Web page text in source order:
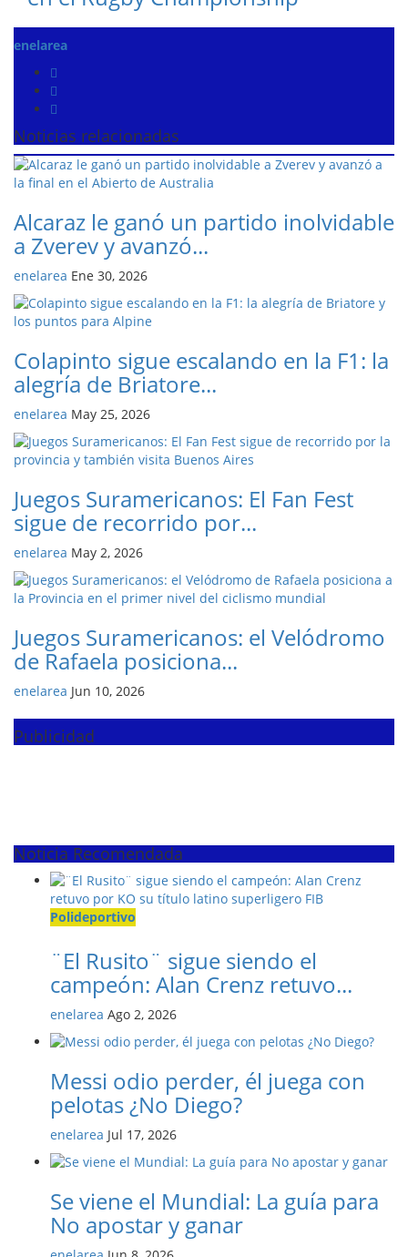
enelarea
Noticias relacionadas
Alcaraz le ganó un partido inolvidable
a Zverev y avanzó...
enelarea Ene 30, 2026
Colapinto sigue escalando en la F1: la
alegría de Briatore...
enelarea May 25, 2026
Juegos Suramericanos: El Fan Fest
sigue de recorrido por...
enelarea May 2, 2026
Juegos Suramericanos: el Velódromo
de Rafaela posiciona...
enelarea Jun 10, 2026
Publicidad
Noticia Recomendada
Polideportivo
¨El Rusito¨ sigue siendo el
campeón: Alan Crenz retuvo...
enelarea Ago 2, 2026
Messi odio perder, él juega con
pelotas ¿No Diego?
enelarea Jul 17, 2026
Se viene el Mundial: La guía para
No apostar y ganar